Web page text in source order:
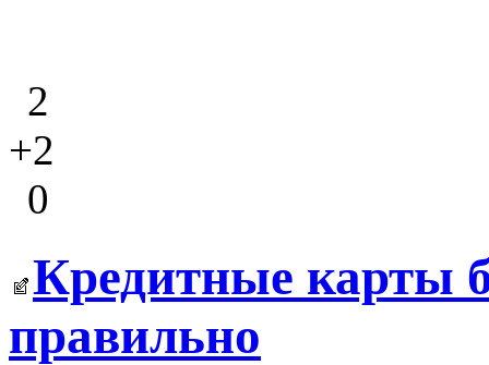
2
+2
0
Кредитные карты
правильно